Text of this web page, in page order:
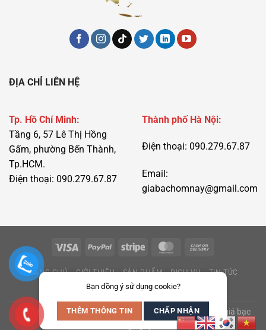
ĐỊA CHỈ LIÊN HỆ
Tp. Hồ Chí Minh:
Tầng 6, 57 Lê Thị Hồng
Gấm, phường Bến Thành,
Tp.HCM.
Điện thoại: 090.279.67.87
Thành phố Hà Nội:
Điện thoại: 090.279.67.87
Email:
giabachomnay@gmail.com
TRANG CHỦ GIỚI THIỆU SẢN PHẨM DỊCH VỤ TIN TỨC
LIÊN HỆ
Copyright 2016 - 2026 ©giabac.net
Cập nhật thị trường giá bạc
Bạn đồng ý sử dụng cookie?
THÊM THÔNG TIN CHẤP NHẬN